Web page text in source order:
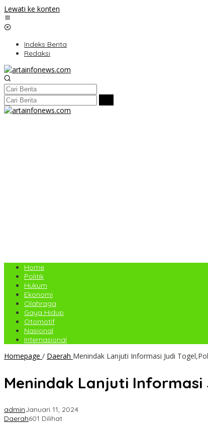
Lewati ke konten
Indeks Berita
Redaksi
Home
Politik
Hukum
Ekonomi
Olahraga
Gaya Hidup
Otomotif
Nasional
Internasional
Homepage / Daerah Menindak Lanjuti Informasi Judi
Menindak Lanjuti Informasi
adminJanuari 11, 2024
Daerah601 Dilihat